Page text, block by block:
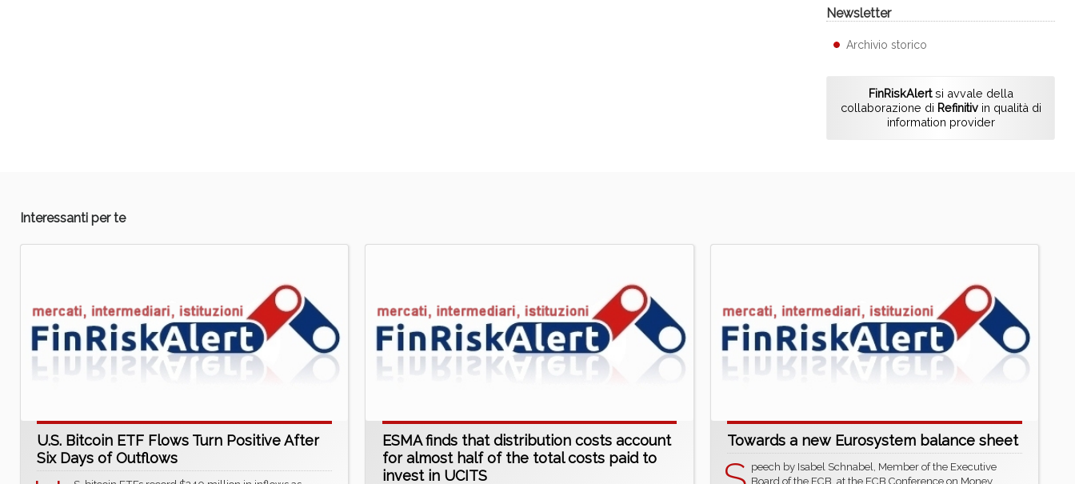
Newsletter
Archivio storico
FinRiskAlertsi avvale della
collaborazione di Refinitivin qualità di
information provider
Interessanti per te
U.S. Bitcoin ETF Flows Turn Positive After
Six Days of Outflows
ESMA finds that distribution costs account
for almost half of the total costs paid to
invest in UCITS
Towards a new Eurosystem balance sheet
peech by Isabel Schnabel, Member of the Executive
Board of the ECB, at the ECB Conference on Money